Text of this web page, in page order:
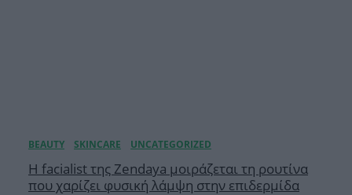
Η facialist της Zendaya μοιράζεται τη ρουτίνα
που χαρίζει φυσική λάμψη στην επιδερμίδα